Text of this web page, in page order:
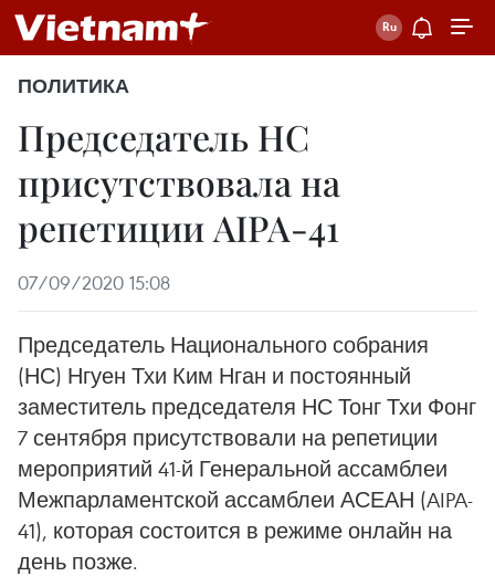
ПОЛИТИКА
Председатель НС
присутствовала на
репетиции AIPA-41
07/09/2020 15:08
Председатель Национального собрания
(НС) Нгуен Тхи Ким Нган и постоянный
заместитель председателя НС Тонг Тхи Фонг
7 сентября присутствовали на репетиции
мероприятий 41-й Генеральной ассамблеи
Межпарламентской ассамблеи АСЕАН (AIPA-
41), которая состоится в режиме онлайн на
день позже.